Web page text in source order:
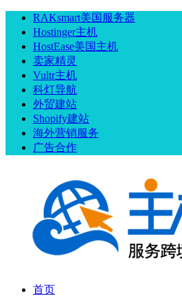
RAKsmart美国服务器
Hostinger主机
HostEase美国主机
卖家精灵
Vultr主机
科灯导航
外贸建站
Shopify建站
海外营销服务
广告合作
首页